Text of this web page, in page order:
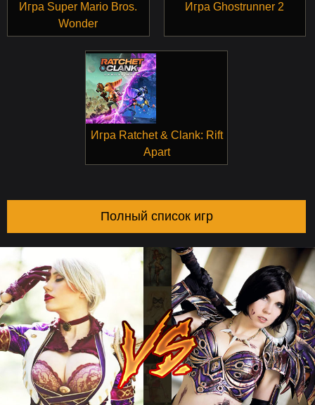
Игра Super Mario Bros.
Wonder
Игра Ghostrunner 2
Игра Ratchet & Clank: Rift
Apart
Полный список игр